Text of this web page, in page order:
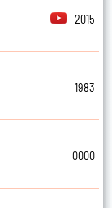
2015
1983
0000